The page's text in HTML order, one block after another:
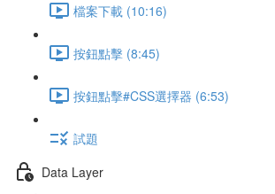
檔案下載 (10:16)
按鈕點擊 (8:45)
按鈕點擊#CSS選擇器 (6:53)
試題
Data Layer